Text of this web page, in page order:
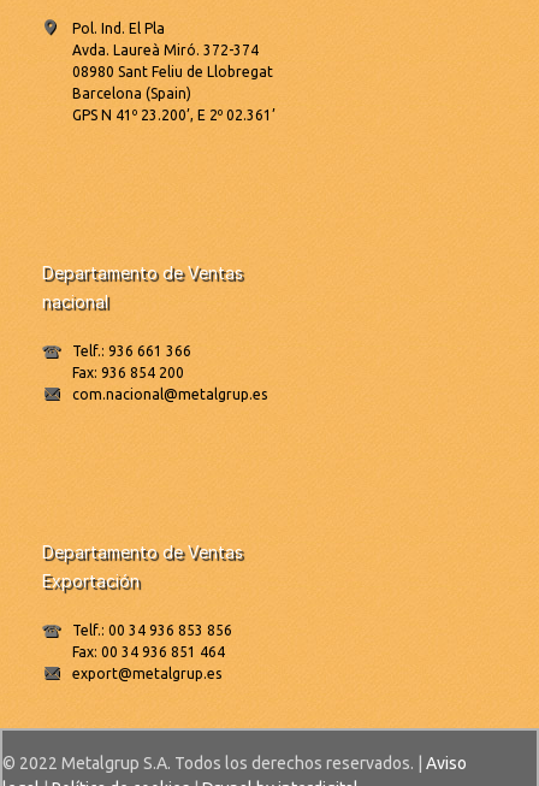
Pol. Ind. El Pla
Avda. Laureà Miró. 372-374
08980 Sant Feliu de Llobregat
Barcelona (Spain)
GPS N 41º 23.200’, E 2º 02.361’
Departamento de Ventas
nacional
Telf.: 936 661 366
Fax: 936 854 200
com.nacional@metalgrup.es
Departamento de Ventas
Exportación
Telf.: 00 34 936 853 856
Fax: 00 34 936 851 464
export@metalgrup.es
© 2022 Metalgrup S.A. Todos los derechos reservados. | Aviso